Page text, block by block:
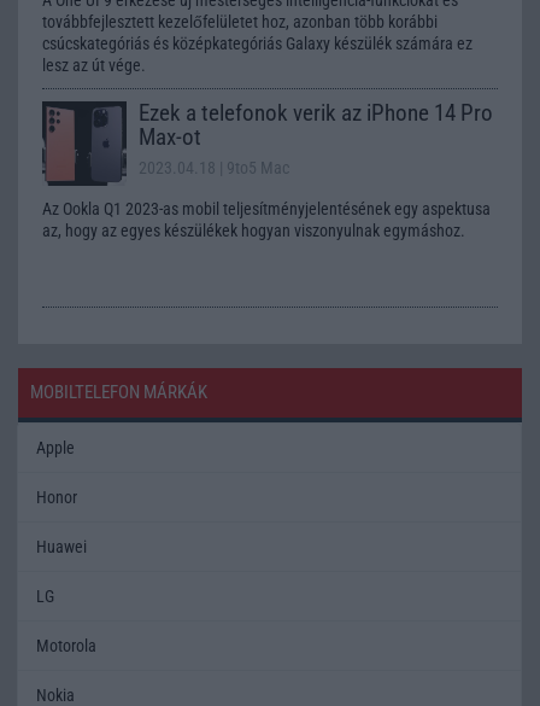
továbbfejlesztett kezelőfelületet hoz, azonban több korábbi
csúcskategóriás és középkategóriás Galaxy készülék számára ez
lesz az út vége.
Ezek a telefonok verik az iPhone 14 Pro
Max-ot
2023.04.18 | 9to5 Mac
Az Ookla Q1 2023-as mobil teljesítményjelentésének egy aspektusa
az, hogy az egyes készülékek hogyan viszonyulnak egymáshoz.
MOBILTELEFON MÁRKÁK
Apple
Honor
Huawei
LG
Motorola
Nokia